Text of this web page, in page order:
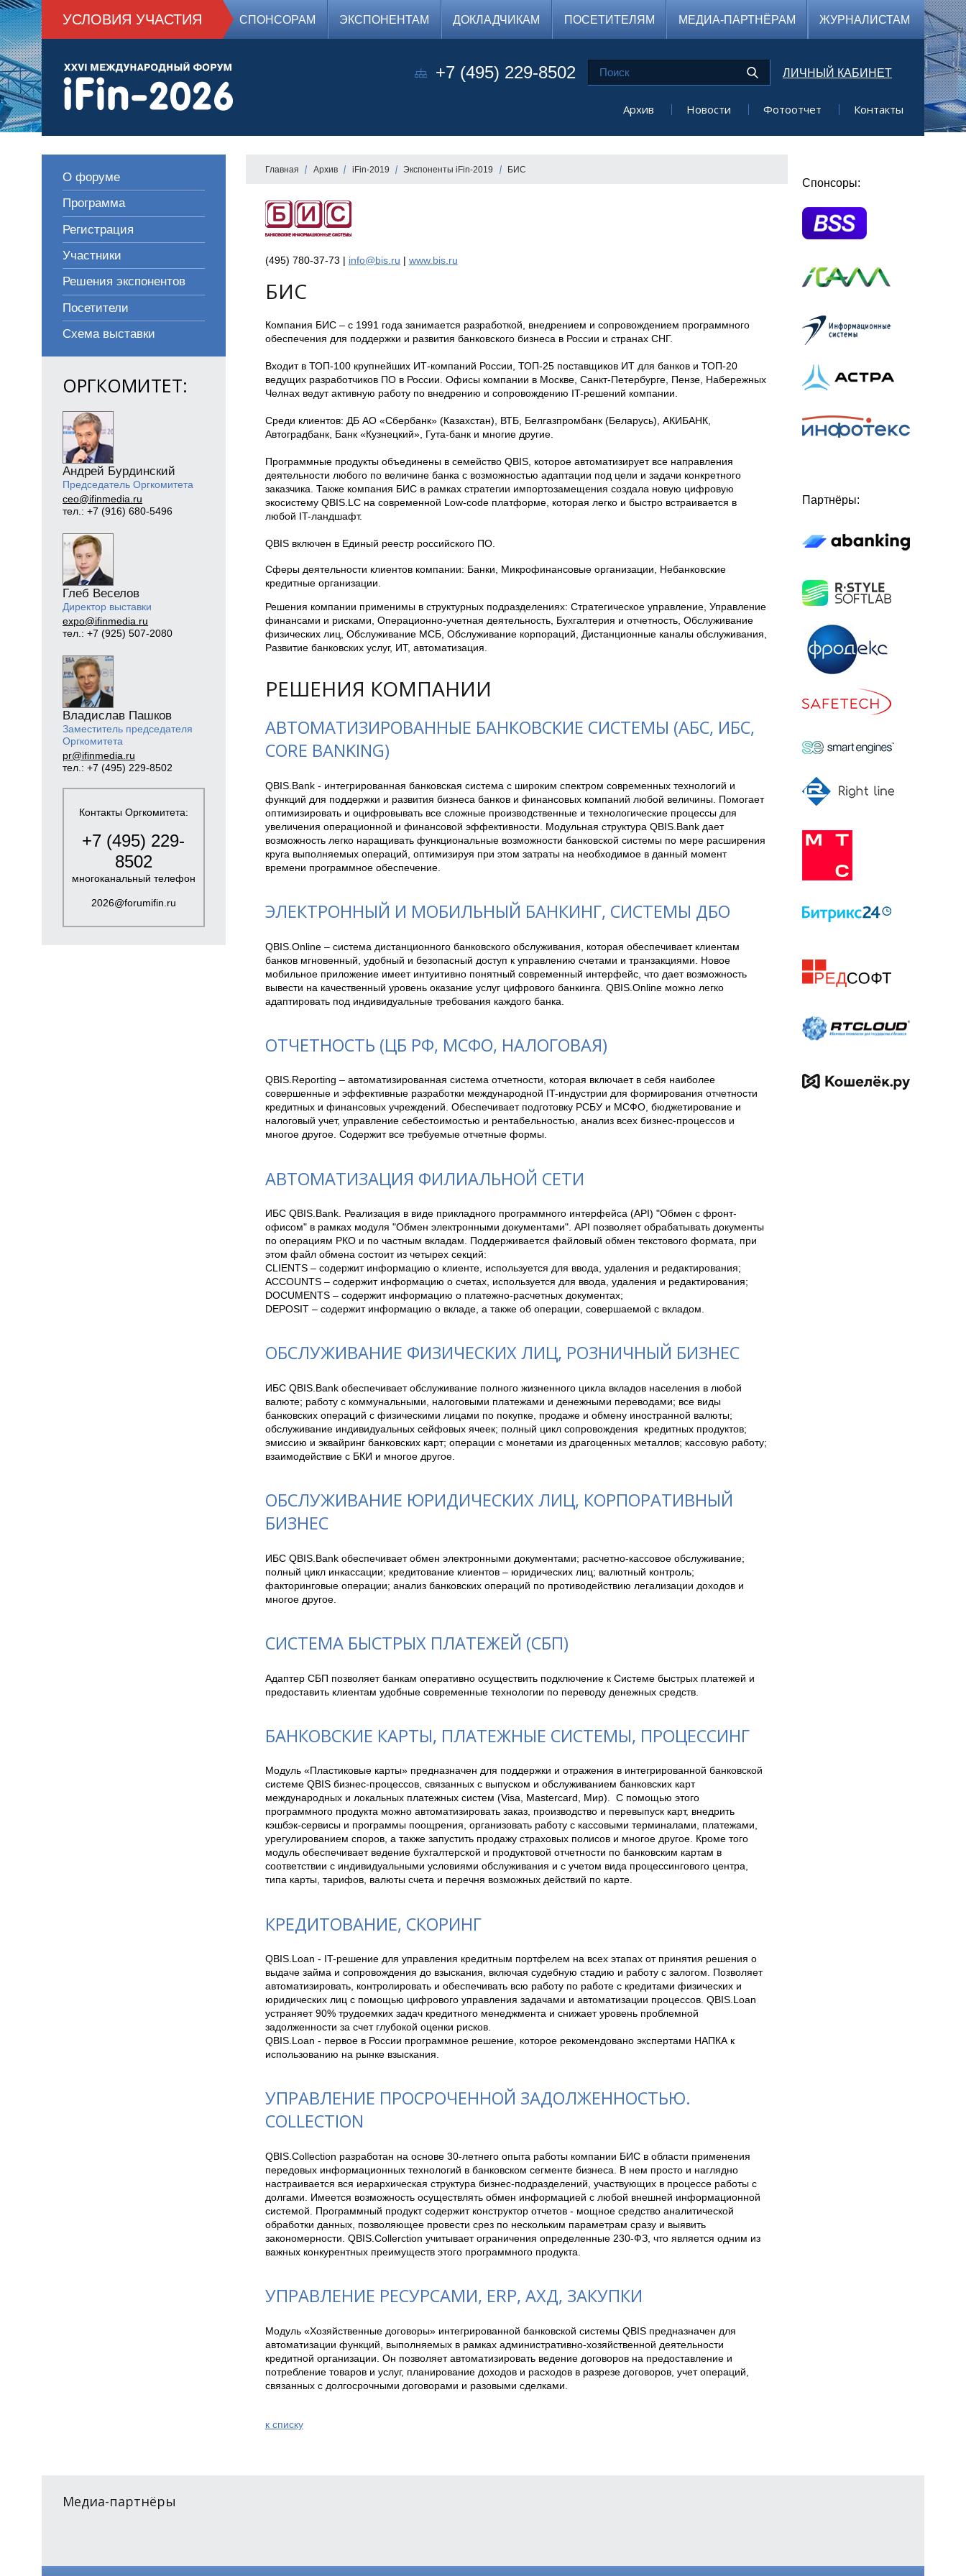
УСЛОВИЯ УЧАСТИЯ СПОНСОРАМ ЭКСПОНЕНТАМ ДОКЛАДЧИКАМ ПОСЕТИТЕЛЯМ МЕДИА-ПАРТНЁРАМ ЖУРНАЛИСТАМ
+7 (495) 229-8502 ЛИЧНЫЙ КАБИНЕТ
Архив Новости Фотоотчет Контакты
О форуме
Программа
Регистрация
Участники
Решения экспонентов
Посетители
Схема выставки
ОРГКОМИТЕТ:
Андрей Бурдинский
Председатель Оргкомитета
ceo@ifinmedia.ru
тел.: +7 (916) 680-5496
Глеб Веселов
Директор выставки
expo@ifinmedia.ru
тел.: +7 (925) 507-2080
Владислав Пашков
Заместитель председателя
Оргкомитета
pr@ifinmedia.ru
тел.: +7 (495) 229-8502
Контакты Оргкомитета:
+7 (495) 229-
8502
многоканальный телефон
2026@forumifin.ru
Главная Архив iFin-2019 Экспоненты iFin-2019 БИС
(495) 780-37-73 | info@bis.ru | www.bis.ru
БИС
Компания БИС – c 1991 года занимается разработкой, внедрением и сопровождением программного
обеспечения для поддержки и развития банковского бизнеса в России и странах СНГ.
Входит в ТОП-100 крупнейших ИТ-компаний России, ТОП-25 поставщиков ИТ для банков и ТОП-20
ведущих разработчиков ПО в России. Офисы компании в Москве, Санкт-Петербурге, Пензе, Набережных
Челнах ведут активную работу по внедрению и сопровождению IT-решений компании.
Среди клиентов: ДБ АО «Сбербанк» (Казахстан), ВТБ, Белгазпромбанк (Беларусь), АКИБАНК,
Автоградбанк, Банк «Кузнецкий», Гута-банк и многие другие.
Программные продукты объединены в семейство QBIS, которое автоматизирует все направления
деятельности любого по величине банка с возможностью адаптации под цели и задачи конкретного
заказчика. Также компания БИС в рамках стратегии импортозамещения создала новую цифровую
экосистему QBIS.LC на современной Low-code платформе, которая легко и быстро встраивается в
любой IT-ландшафт.
QBIS включен в Единый реестр российского ПО.
Сферы деятельности клиентов компании: Банки, Микрофинансовые организации, Небанковские
кредитные организации.
Решения компании применимы в структурных подразделениях: Стратегическое управление, Управление
финансами и рисками, Операционно-учетная деятельность, Бухгалтерия и отчетность, Обслуживание
физических лиц, Обслуживание МСБ, Обслуживание корпораций, Дистанционные каналы обслуживания,
Развитие банковских услуг, ИТ, автоматизация.
РЕШЕНИЯ КОМПАНИИ
АВТОМАТИЗИРОВАННЫЕ БАНКОВСКИЕ СИСТЕМЫ (АБС, ИБС,
CORE BANKING)
QBIS.Bank - интегрированная банковская система с широким спектром современных технологий и
функций для поддержки и развития бизнеса банков и финансовых компаний любой величины. Помогает
оптимизировать и оцифровывать все сложные производственные и технологические процессы для
увеличения операционной и финансовой эффективности. Модульная структура QBIS.Bank дает
возможность легко наращивать функциональные возможности банковской системы по мере расширения
круга выполняемых операций, оптимизируя при этом затраты на необходимое в данный момент
времени программное обеспечение.
ЭЛЕКТРОННЫЙ И МОБИЛЬНЫЙ БАНКИНГ, СИСТЕМЫ ДБО
QBIS.Online – система дистанционного банковского обслуживания, которая обеспечивает клиентам
банков мгновенный, удобный и безопасный доступ к управлению счетами и транзакциями. Новое
мобильное приложение имеет интуитивно понятный современный интерфейс, что дает возможность
вывести на качественный уровень оказание услуг цифрового банкинга. QBIS.Online можно легко
адаптировать под индивидуальные требования каждого банка.
ОТЧЕТНОСТЬ (ЦБ РФ, МСФО, НАЛОГОВАЯ)
QBIS.Reporting – автоматизированная система отчетности, которая включает в себя наиболее
совершенные и эффективные разработки международной IT-индустрии для формирования отчетности
кредитных и финансовых учреждений. Обеспечивает подготовку РСБУ и МСФО, бюджетирование и
налоговый учет, управление себестоимостью и рентабельностью, анализ всех бизнес-процессов и
многое другое. Содержит все требуемые отчетные формы.
АВТОМАТИЗАЦИЯ ФИЛИАЛЬНОЙ СЕТИ
ИБС QBIS.Bank. Реализация в виде прикладного программного интерфейса (API) "Обмен с фронт-
офисом" в рамках модуля "Обмен электронными документами". API позволяет обрабатывать документы
по операциям РКО и по частным вкладам. Поддерживается файловый обмен текстового формата, при
этом файл обмена состоит из четырех секций:
CLIENTS – содержит информацию о клиенте, используется для ввода, удаления и редактирования;
ACCOUNTS – содержит информацию о счетах, используется для ввода, удаления и редактирования;
DOCUMENTS – содержит информацию о платежно-расчетных документах;
DEPOSIT – содержит информацию о вкладе, а также об операции, совершаемой с вкладом.
ОБСЛУЖИВАНИЕ ФИЗИЧЕСКИХ ЛИЦ, РОЗНИЧНЫЙ БИЗНЕС
ИБС QBIS.Bank обеспечивает обслуживание полного жизненного цикла вкладов населения в любой
валюте; работу с коммунальными, налоговыми платежами и денежными переводами; все виды
банковских операций с физическими лицами по покупке, продаже и обмену иностранной валюты;
обслуживание индивидуальных сейфовых ячеек; полный цикл сопровождения  кредитных продуктов;
эмиссию и эквайринг банковских карт; операции с монетами из драгоценных металлов; кассовую работу;
взаимодействие с БКИ и многое другое.
ОБСЛУЖИВАНИЕ ЮРИДИЧЕСКИХ ЛИЦ, КОРПОРАТИВНЫЙ
БИЗНЕС
ИБС QBIS.Bank обеспечивает обмен электронными документами; расчетно-кассовое обслуживание;
полный цикл инкассации; кредитование клиентов – юридических лиц; валютный контроль;
факторинговые операции; анализ банковских операций по противодействию легализации доходов и
многое другое.
СИСТЕМА БЫСТРЫХ ПЛАТЕЖЕЙ (СБП)
Адаптер СБП позволяет банкам оперативно осуществить подключение к Системе быстрых платежей и
предоставить клиентам удобные современные технологии по переводу денежных средств.
БАНКОВСКИЕ КАРТЫ, ПЛАТЕЖНЫЕ СИСТЕМЫ, ПРОЦЕССИНГ
Модуль «Пластиковые карты» предназначен для поддержки и отражения в интегрированной банковской
системе QBIS бизнес-процессов, связанных с выпуском и обслуживанием банковских карт
международных и локальных платежных систем (Visa, Mastercard, Мир).  С помощью этого
программного продукта можно автоматизировать заказ, производство и перевыпуск карт, внедрить
кэшбэк-сервисы и программы поощрения, организовать работу с кассовыми терминалами, платежами,
урегулированием споров, а также запустить продажу страховых полисов и многое другое. Кроме того
модуль обеспечивает ведение бухгалтерской и продуктовой отчетности по банковским картам в
соответствии с индивидуальными условиями обслуживания и с учетом вида процессингового центра,
типа карты, тарифов, валюты счета и перечня возможных действий по карте.
КРЕДИТОВАНИЕ, СКОРИНГ
QBIS.Loan - IT-решение для управления кредитным портфелем на всех этапах от принятия решения о
выдаче займа и сопровождения до взыскания, включая судебную стадию и работу с залогом. Позволяет
автоматизировать, контролировать и обеспечивать всю работу по работе с кредитами физических и
юридических лиц с помощью цифрового управления задачами и автоматизации процессов. QBIS.Loan
устраняет 90% трудоемких задач кредитного менеджмента и снижает уровень проблемной
задолженности за счет глубокой оценки рисков.
QBIS.Loan - первое в России программное решение, которое рекомендовано экспертами НАПКА к
использованию на рынке взыскания.
УПРАВЛЕНИЕ ПРОСРОЧЕННОЙ ЗАДОЛЖЕННОСТЬЮ.
COLLECTION
QBIS.Collection разработан на основе 30-летнего опыта работы компании БИС в области применения
передовых информационных технологий в банковском сегменте бизнеса. В нем просто и наглядно
настраивается вся иерархическая структура бизнес-подразделений, участвующих в процессе работы с
долгами. Имеется возможность осуществлять обмен информацией с любой внешней информационной
системой. Программный продукт содержит конструктор отчетов - мощное средство аналитической
обработки данных, позволяющее провести срез по нескольким параметрам сразу и выявить
закономерности. QBIS.Collerction учитывает ограничения определенные 230-ФЗ, что является одним из
важных конкурентных преимуществ этого программного продукта.
УПРАВЛЕНИЕ РЕСУРСАМИ, ERP, АХД, ЗАКУПКИ
Модуль «Хозяйственные договоры» интегрированной банковской системы QBIS предназначен для
автоматизации функций, выполняемых в рамках административно-хозяйственной деятельности
кредитной организации. Он позволяет автоматизировать ведение договоров на предоставление и
потребление товаров и услуг, планирование доходов и расходов в разрезе договоров, учет операций,
связанных с долгосрочными договорами и разовыми сделками.
к спиcку
Спонсоры:
Партнёры:
Медиа-партнёры